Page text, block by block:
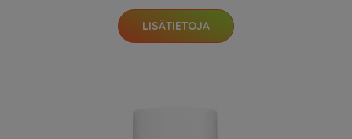
LISÄTIETOJA